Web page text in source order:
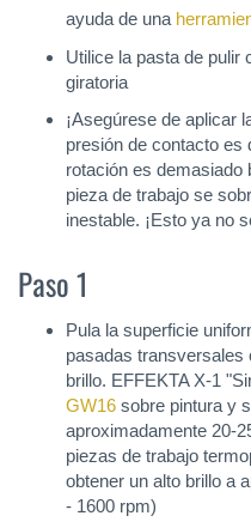
ayuda de una
Utilice la pasta de pulir
giratoria
¡Asegúrese de aplicar
presión de contacto es
rotación es demasiado
pieza de trabajo se
inestable. ¡Esto ya no
Paso 1
Pula la superficie
pasadas transversales
brillo. EFFEKTA X-1
GW16 sobre pintura y
aproximadamente 20-
piezas de trabajo
obtener un alto brillo a
- 1600 rpm)